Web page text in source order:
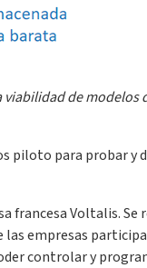
de modelos
piloto para probar y
Voltalis.
empresas
controlar y